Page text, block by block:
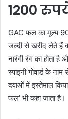
1200
GAC फल का मूल्य
जल्दी से खरीद लेते हैं
नारंगी रंग का होता
स्पाइनी गोवार्ड के
दवाओं में इस्तेमाल
फल’ भी कहा जाता है।